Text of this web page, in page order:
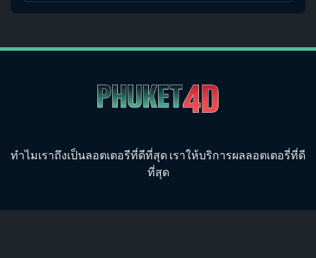
ทำไมเราถึงเป็นลอตเตอรีที่ดีที่สุด เราให้บริการผลลอตเตอรี่ที่ดี
ที่สุด